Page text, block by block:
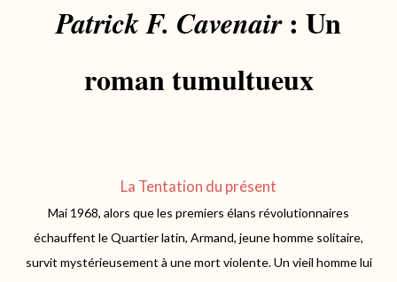
Patrick F. Cavenair: Un
roman tumultueux
La Tentation du présent
Mai 1968, alors que les premiers élans révolutionnaires
échauffent le Quartier latin, Armand, jeune homme solitaire,
survit mystérieusement à une mort violente. Un vieil homme lui